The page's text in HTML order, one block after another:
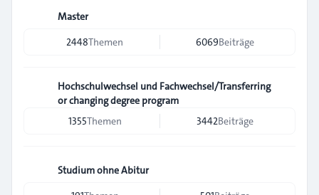
Master
2448Themen 6069Beiträge
Hochschulwechsel und Fachwechsel/Transferring
or changing degree program
1355Themen 3442Beiträge
Studium ohne Abitur